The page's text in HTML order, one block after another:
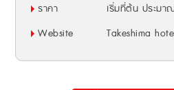
ราคา
เริ่มที่ต้น ประม
Website
Takeshima